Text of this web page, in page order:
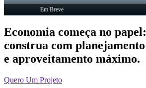
Em Breve
Economia começa no papel:
construa com planejamento
e aproveitamento máximo.
Quero Um Projeto